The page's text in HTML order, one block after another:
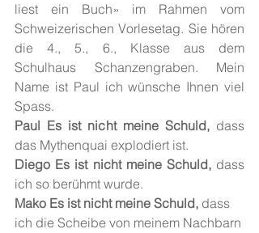
liest ein Buch» im Rahmen vom
Schweizerischen Vorlesetag. Sie hören
die 4., 5., 6., Klasse aus dem
Schulhaus Schanzengraben. Mein
Name ist Paul ich wünsche Ihnen viel
Spass.
Paul Es ist nicht meine Schuld, dass
das Mythenquai explodiert ist.
Diego Es ist nicht meine Schuld, dass
ich so berühmt wurde.
Mako Es ist nicht meine Schuld, dass
ich die Scheibe von meinem Nachbarn